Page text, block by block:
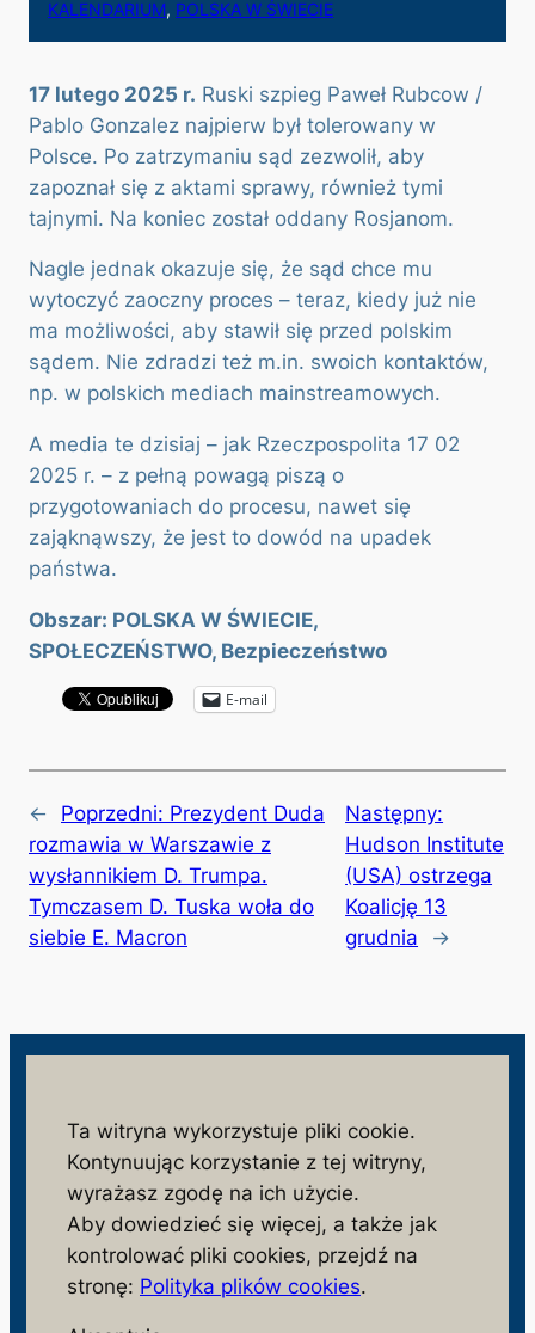
KALENDARIUM, POLSKA W ŚWIECIE
17 lutego 2025 r. Ruski szpieg Paweł Rubcow /
Pablo Gonzalez najpierw był tolerowany w
Polsce. Po zatrzymaniu sąd zezwolił, aby
zapoznał się z aktami sprawy, również tymi
tajnymi. Na koniec został oddany Rosjanom.
Nagle jednak okazuje się, że sąd chce mu
wytoczyć zaoczny proces – teraz, kiedy już nie
ma możliwości, aby stawił się przed polskim
sądem. Nie zdradzi też m.in. swoich kontaktów,
np. w polskich mediach mainstreamowych.
A media te dzisiaj – jak Rzeczpospolita 17 02
2025 r. – z pełną powagą piszą o
przygotowaniach do procesu, nawet się
zająknąwszy, że jest to dowód na upadek
państwa.
Obszar: POLSKA W ŚWIECIE,
SPOŁECZEŃSTWO, Bezpieczeństwo
E-mail
← Poprzedni: Prezydent Duda
rozmawia w Warszawie z
wysłannikiem D. Trumpa.
Tymczasem D. Tuska woła do
siebie E. Macron
Następny:
Hudson Institute
(USA) ostrzega
Koalicję 13
grudnia
→
monitorujemy działania niezgodne z interesem
społeczeństwa i państwa polskiego
Ta witryna wykorzystuje pliki cookie.
Kontynuując korzystanie z tej witryny,
wyrażasz zgodę na ich użycie.
Aby dowiedzieć się więcej, a także jak
kontrolować pliki cookies, przejdź na
stronę: Polityka plików cookies.